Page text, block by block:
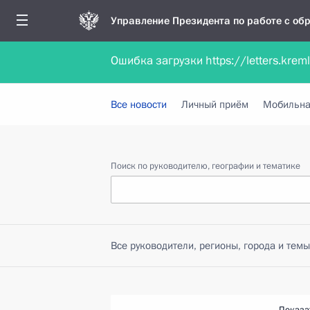
Управление Президента по работе с
Обратиться в форме электронного
Все новости Личный приём
Поиск по руководителю, географии и тематике
Все руководители, регионы, города и темы
Ошибка загрузки https://